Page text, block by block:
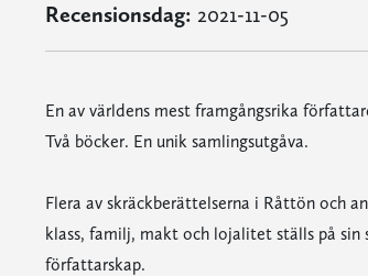
Recensionsdag: 2021-11-05
En av världens mest framgångsrika
Två böcker. En unik samlingsutgåva.
Flera av skräckberättelserna i Råttön och
klass, familj, makt och lojalitet ställs på sin
författarskap.